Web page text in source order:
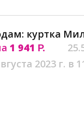
куртка
1 941 Р.
2023 г. в